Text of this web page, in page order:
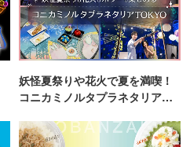
妖怪夏祭りや花火で夏を満喫！
コニカミノルタプラネタリア